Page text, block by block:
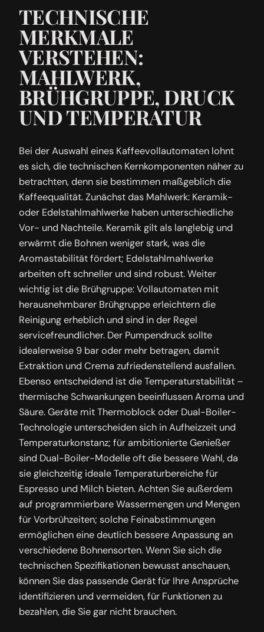
TECHNISCHE
MERKMALE
VERSTEHEN:
MAHLWERK,
BRÜHGRUPPE, DRUCK
UND TEMPERATUR
Bei der Auswahl eines Kaffeevollautomaten lohnt
es sich, die technischen Kernkomponenten näher zu
betrachten, denn sie bestimmen maßgeblich die
Kaffeequalität. Zunächst das Mahlwerk: Keramik-
oder Edelstahlmahlwerke haben unterschiedliche
Vor- und Nachteile. Keramik gilt als langlebig und
erwärmt die Bohnen weniger stark, was die
Aromastabilität fördert; Edelstahlmahlwerke
arbeiten oft schneller und sind robust. Weiter
wichtig ist die Brühgruppe: Vollautomaten mit
herausnehmbarer Brühgruppe erleichtern die
Reinigung erheblich und sind in der Regel
servicefreundlicher. Der Pumpendruck sollte
idealerweise 9 bar oder mehr betragen, damit
Extraktion und Crema zufriedenstellend ausfallen.
Ebenso entscheidend ist die Temperaturstabilität –
thermische Schwankungen beeinflussen Aroma und
Säure. Geräte mit Thermoblock oder Dual-Boiler-
Technologie unterscheiden sich in Aufheizzeit und
Temperaturkonstanz; für ambitionierte Genießer
sind Dual-Boiler-Modelle oft die bessere Wahl, da
sie gleichzeitig ideale Temperaturbereiche für
Espresso und Milch bieten. Achten Sie außerdem
auf programmierbare Wassermengen und Mengen
für Vorbrühzeiten; solche Feinabstimmungen
ermöglichen eine deutlich bessere Anpassung an
verschiedene Bohnensorten. Wenn Sie sich die
technischen Spezifikationen bewusst anschauen,
können Sie das passende Gerät für Ihre Ansprüche
identifizieren und vermeiden, für Funktionen zu
bezahlen, die Sie gar nicht brauchen.